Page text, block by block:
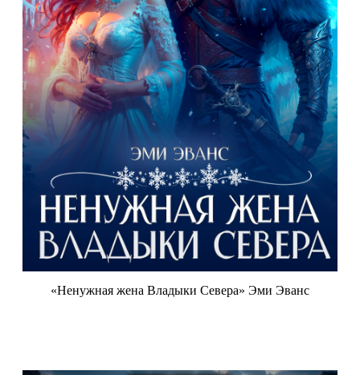
«Ненужная жена Владыки Севера» Эми Эванс